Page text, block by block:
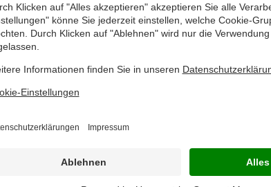
Sortiment
NORMA Connect
Grillsaison 2026
genießen
Filialen
Neueröffnungen